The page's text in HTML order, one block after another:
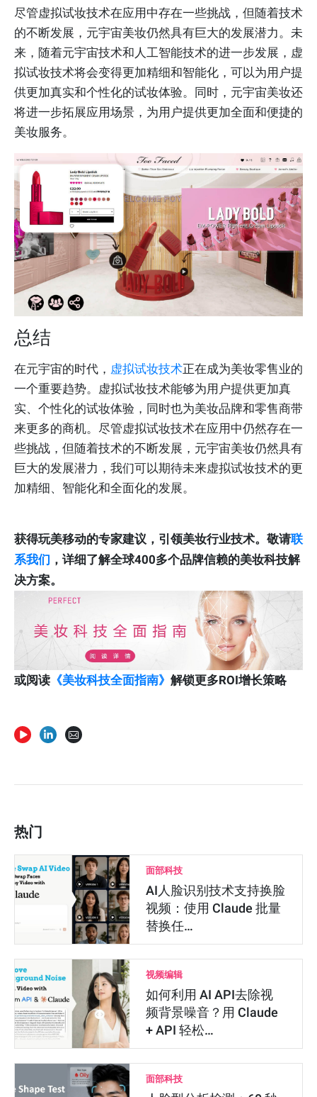
尽管虚拟试妆技术在应用中存在一些挑战，但随着技术
的不断发展，元宇宙美妆仍然具有巨大的发展潜力。未
来，随着元宇宙技术和人工智能技术的进一步发展，虚
拟试妆技术将会变得更加精细和智能化，可以为用户提
供更加真实和个性化的试妆体验。同时，元宇宙美妆还
将进一步拓展应用场景，为用户提供更加全面和便捷的
美妆服务。
总结
在元宇宙的时代， 虚拟试妆技术正在成为美妆零售业的
一个重要趋势。虚拟试妆技术能够为用户提供更加真
实、个性化的试妆体验，同时也为美妆品牌和零售商带
来更多的商机。尽管虚拟试妆技术在应用中仍然存在一
些挑战，但随着技术的不断发展，元宇宙美妆仍然具有
巨大的发展潜力，我们可以期待未来虚拟试妆技术的更
加精细、智能化和全面化的发展。
获得玩美移动的专家建议，引领美妆行业技术。敬请联
系我们 ，详细了解全球400多个品牌信赖的美妆科技解
决方案。
或阅读 《美妆科技全面指南》 解锁更多ROI增长策略
热门
面部科技
AI人脸识别技术支持换脸
视频：使用 Claude 批量
替换任…
视频编辑
如何利用 AI API去除视
频背景噪音？用 Claude
+ API 轻松…
面部科技